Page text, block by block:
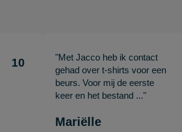
10
"Met Jacco heb ik contact
gehad over t-shirts voor een
beurs. Voor mij de eerste
keer en het bestand ..."
Mariëlle